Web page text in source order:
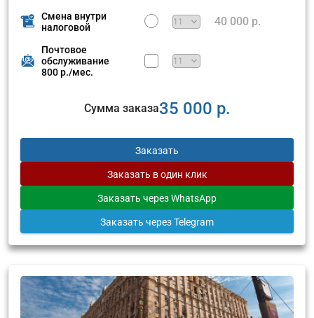
Смена внутри
налоговой
40 000 р.
Почтовое
обслуживание
800 р./мес.
Сумма заказа35 000 р.
Заказать
Заказать в один клик
Заказать через WhatsApp
Заказать через Telegram